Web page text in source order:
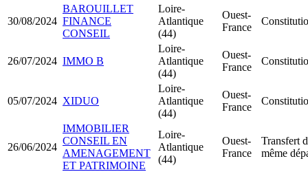
30/08/2024
BAROUILLET
FINANCE
CONSEIL
Loire-
Atlantique
(44)
Ouest-
France
26/07/2024 IMMO B
Loire-
Atlantique
(44)
Ouest-
France
05/07/2024 XIDUO
Loire-
Atlantique
(44)
Ouest-
France
26/06/2024
IMMOBILIER
CONSEIL EN
AMENAGEMENT
ET PATRIMOINE
Loire-
Atlantique
(44)
Ouest-
France
Transfert
même